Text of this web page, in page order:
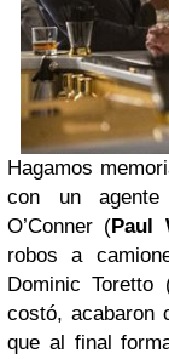
Hagamos
con un
O’Conner (Paul
robos a
Dominic Toretto
costó, acabaron
que al final